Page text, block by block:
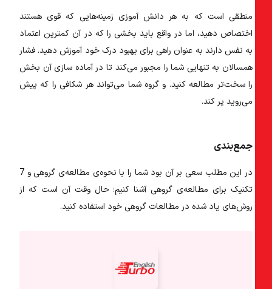
منطقی است که به هر دانش آموزی زمینه‌هایی که قوی هستند
اختصاص دهید، اما در واقع باید بخشی را که در آن کمترین اعتماد
به نفس دارند به عنوان راهی برای بهبود درک خود آموزش دهید. فشار
همسالان به تنهایی شما را مجبور می‌کند تا در آماده سازی آن بخش
را سخت‌تر مطالعه کنید. و گروه شما می‌تواند هر شکافی را که پیش
می‌روید پر کند.
جمع‌بندی
در این مطلب سعی بر آن بود شما را با نحوه‌ی مطالعه‌ی گروهی و 7
تکنیک برای مطالعه‌ی گروهی آشنا کنیم؛ حال وقت آن است که از
روش‌های یاد شده در مطالعات گروهی خود استفاده کنید.